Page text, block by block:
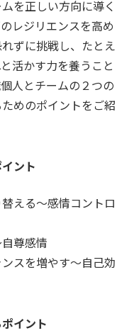
を正しい方向に導く
レジリエンスを高め
ずに挑戦し、たとえ
活かす力を養うこと
人とチームの２つの
めのポイントをご紹
ント
える～感情コントロ
尊感情
スを増やす～自己効
イント